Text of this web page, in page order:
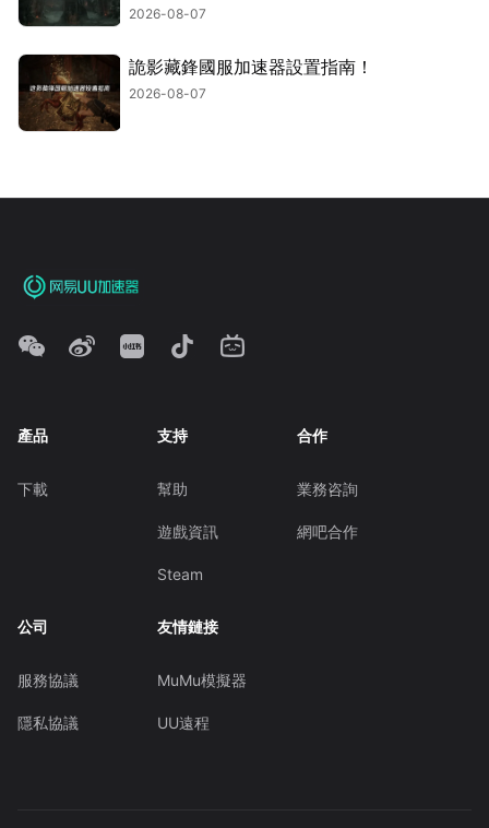
2026-08-07
詭影藏鋒國服加速器設置指南！
2026-08-07
產品
下載
支持
幫助
遊戲資訊
Steam
合作
業務咨詢
網吧合作
公司
服務協議
隱私協議
友情鏈接
MuMu模擬器
UU遠程